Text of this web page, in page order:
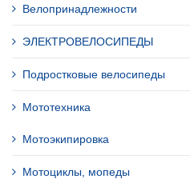
Велопринадлежности
ЭЛЕКТРОВЕЛОСИПЕДЫ
Подростковые велосипеды
Мототехника
Мотоэкипировка
Мотоциклы, мопеды